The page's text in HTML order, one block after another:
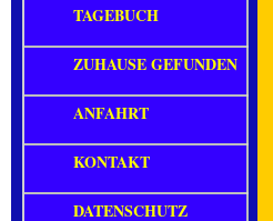
TAGEBUCH
ZUHAUSE GEFUNDEN
ANFAHRT
KONTAKT
DATENSCHUTZ